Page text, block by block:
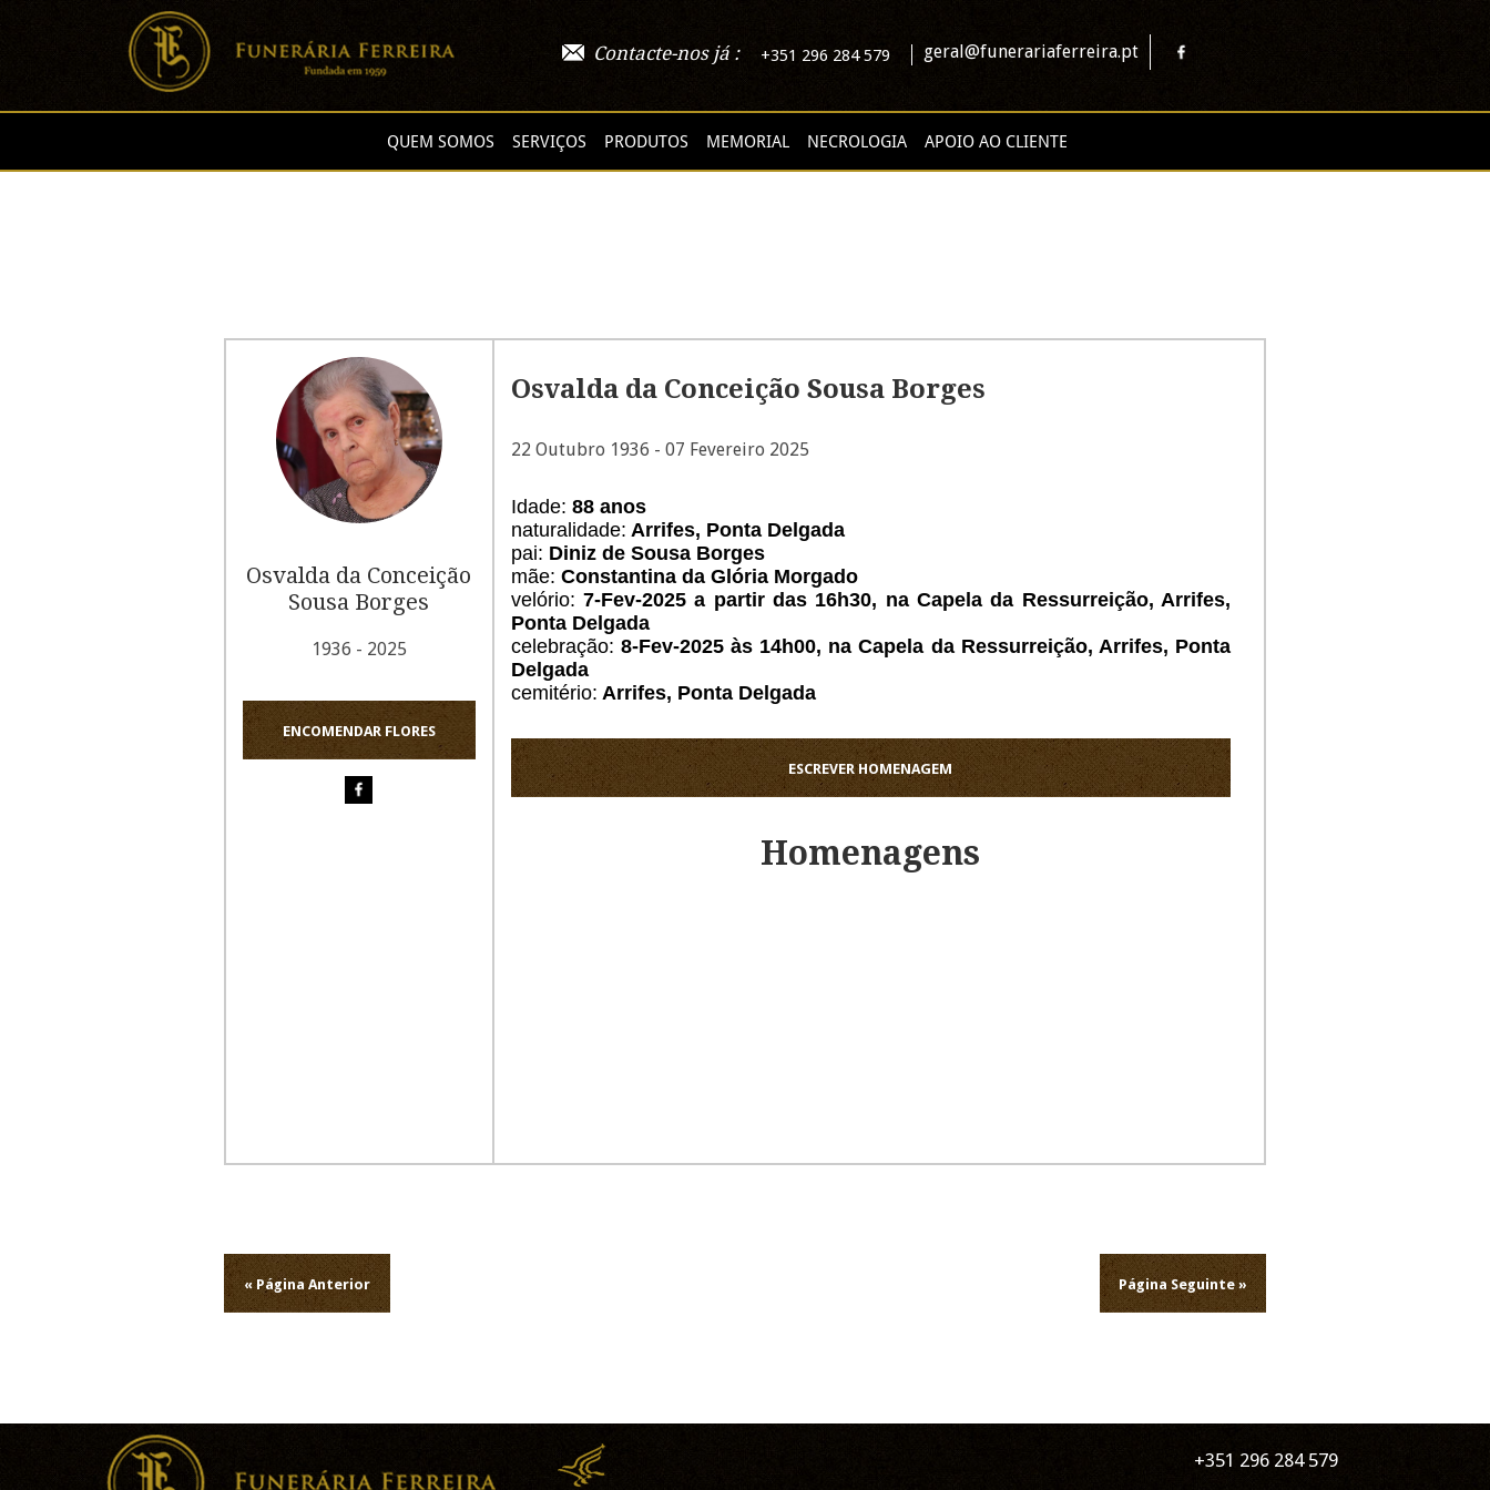
Contacte-nos já : +351 296 284 579 geral@funerariaferreira.pt
QUEM SOMOS SERVIÇOS PRODUTOS MEMORIAL NECROLOGIA APOIO AO CLIENTE
Osvalda da Conceição
Sousa Borges
1936 - 2025
ENCOMENDAR FLORES
Osvalda da Conceição Sousa Borges
22 Outubro 1936 - 07 Fevereiro 2025
Idade: 88 anos
naturalidade: Arrifes, Ponta Delgada
pai: Diniz de Sousa Borges
mãe: Constantina da Glória Morgado
velório: 7-Fev-2025 a partir das 16h30, na Capela da Ressurreição, Arrifes,
Ponta Delgada
celebração: 8-Fev-2025 às 14h00, na Capela da Ressurreição, Arrifes, Ponta
Delgada
cemitério: Arrifes, Ponta Delgada
ESCREVER HOMENAGEM
Homenagens
de
artigos
Página Seguinte »
« Página Anterior
+351 296 284 579